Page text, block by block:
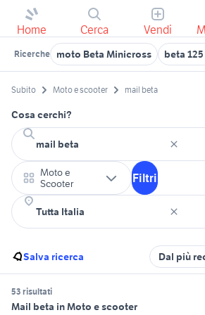
Home Cerca Vendi
Ricerche moto Beta Minicross beta
Subito Moto e scooter mail beta
Cosa cerchi?
Moto e
Scooter
Filtri
Salva ricerca Dal più
53 risultati
Mail beta in Moto e scooter